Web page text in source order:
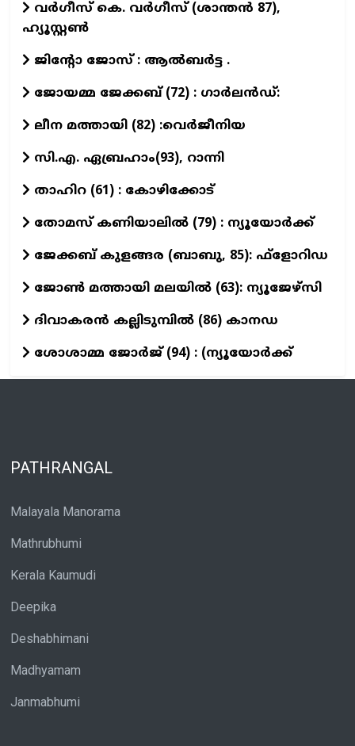
വർഗീസ് കെ. വർഗീസ് (ശാന്തൻ 87),
ഹ്യൂസ്റ്റൺ
ജിന്റോ ജോസ് : ആല്‍ബര്‍ട്ട .
ജോയമ്മ ജേക്കബ് (72) : ഗാര്‍ലന്‍ഡ്:
ലീന മത്തായി (82) :വെർജീനിയ
സി.എ. ഏബ്രഹാം(93), റാന്നി
താഹിറ (61) : കോഴിക്കോട്
തോമസ് കണിയാലില്‍ (79) : ന്യൂയോര്‍ക്ക്
ജേക്കബ് കുളങ്ങര (ബാബു, 85): ഫ്‌ളോറിഡ
ജോണ്‍ മത്തായി മലയില്‍ (63): ന്യൂജേഴ്‌സി
ദിവാകരൻ കല്ലിടുമ്പിൽ (86) കാനഡ
ശോശാമ്മ ജോർജ് (94) : (ന്യൂയോർക്ക്
PATHRANGAL
Malayala Manorama
Mathrubhumi
Kerala Kaumudi
Deepika
Deshabhimani
Madhyamam
Janmabhumi